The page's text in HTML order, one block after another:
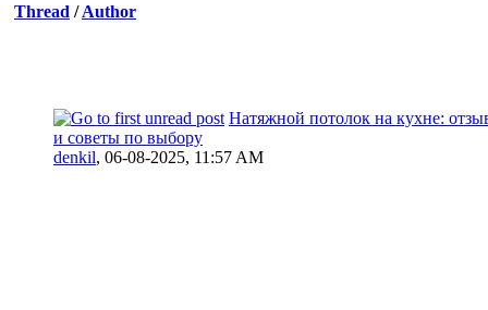
Thread /Author
Натяжной потолок на кухне:
и советы по выбору
denkil, 06-08-2025, 11:57 AM